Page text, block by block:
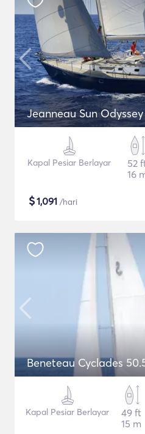
Jeanneau Sun Odyssey
Kapal Pesiar Berlayar
52
16
$1,091 /hari
Beneteau Cyclades
Kapal Pesiar Berlayar
49 ft
15 m